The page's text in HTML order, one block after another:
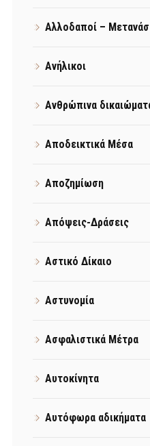
Αλλοδαποί –
Ανήλικοι
Ανθρώπινα
Αποδεικτικά Μέσα
Αποζημίωση
Απόψεις-Δράσεις
Αστικό Δίκαιο
Αστυνομία
Ασφαλιστικά Μέτρα
Αυτοκίνητα
Αυτόφωρα αδικήματα